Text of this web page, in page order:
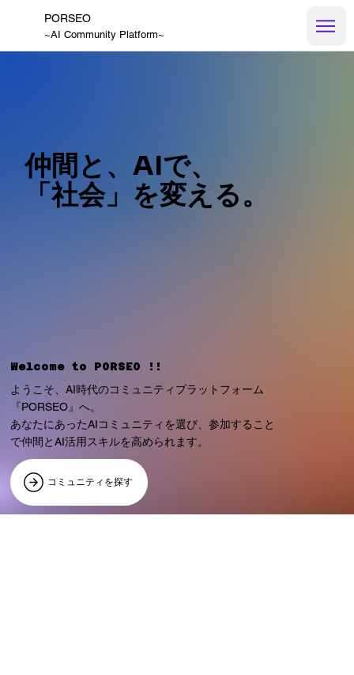
PORSEO
~AI Community Platform~
仲間と、AIで、
「社会」を変える。
Welcome to PORSEO !!
ようこそ、AI時代のコミュニティプラットフォーム
『PORSEO』へ。
あなたにあったAIコミュニティを選び、参加すること
で仲間とAI活用スキルを高められます。
コミュニティを探す